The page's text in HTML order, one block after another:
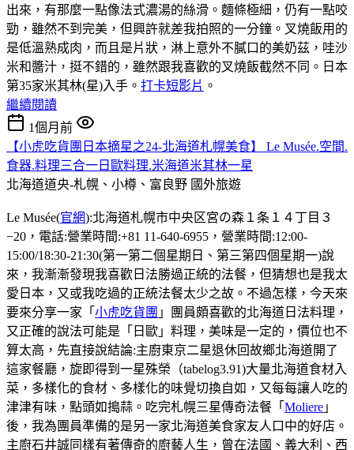
出來，有那麼一點像法式濃湯的絲滑。麵條極細，仍有一點咬
勁，雖然不到完美，但興許就差我拍照的一分鐘。叉燒飯用的
是低溫熟成肉，而且是片狀，淋上意外不膩口的美奶茲，哇沙
米和醬汁，挺不錯的，雖然跟我喜歡的叉燒飯截然不同。日本
第35家米其林(星)入手。 打卡短影片 。
繼續閱讀
1個月前
【小虎吃貨團日本摘星之24-北海道札幌美食】 Le Musée.空間.
食器.料理三合一日歐料理.米海道米其林一星
北海道道央-札幌、小樽、富良野 國外旅遊
Le Musée(官網):北海道札幌市中央区宮の森１条１４丁目３
−20，電話:營業時間:+81 11-640-6955，營業時間:12:00-
15:00/18:30-21:30(第一第二個星期日、第三第四個星期一)說
來，我漸漸發現我喜歡日法勝過正統的法餐，但猜想也是我太
愛日本，又或我吃過的正統法餐太少之故。不過怎樣，今天來
要來分享一家「 小虎吃貨團 」團員頗喜歡的北海道日法料理，
又正確的說法可能是「日歐」料理，美味是一定的，價位也不
算太高，先直接說結論:主廚東京二星退休回故鄉北海道開了
這家餐廳，旋即得到一星殊榮（tabelog3.91)大量北海道食材入
菜，多樣化的食材、多樣化的味覺切換自如，又每每讓人吃的
津津有味，點頭如搗蒜。吃完札幌三星傳奇法餐「 Moliere 」
後，我為團員準備的是另一家北海道美食家友人口中的好店。
主廚石井誠同樣有著傳奇的廚藝人生，曾在法國、義大利、西